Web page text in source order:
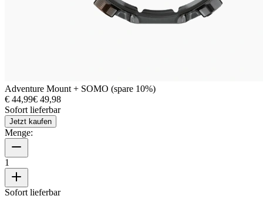
Adventure Mount + SOMO (spare 10%)
€ 44,99€ 49,98
Sofort lieferbar
Jetzt kaufen
Menge:
1
Sofort lieferbar